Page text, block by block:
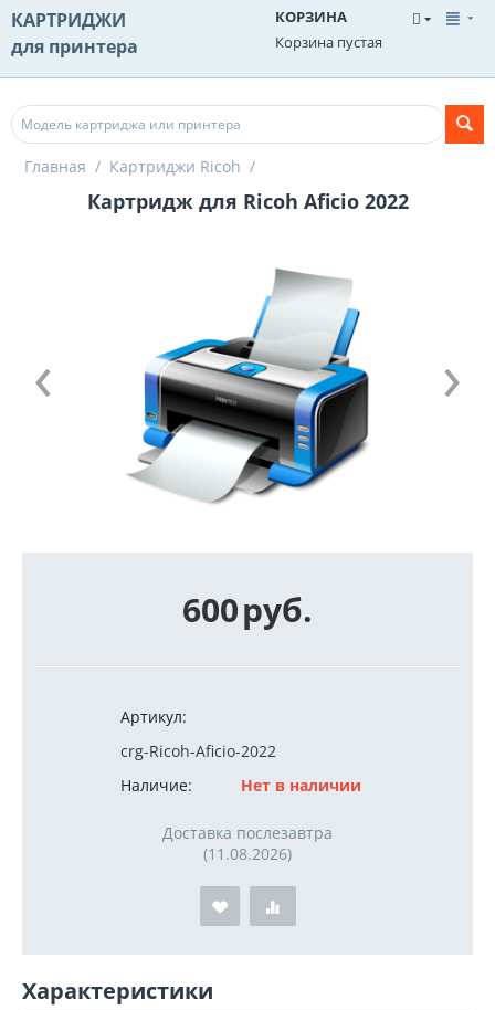
КАРТРИДЖИ
для принтера
КОРЗИНА
Корзина пустая
Главная / Картриджи Ricoh /
Картридж для Ricoh Aficio 2022
600руб.
Артикул:
crg-Ricoh-Aficio-2022
Наличие:
Нет в наличии
Доставка послезавтра
(11.08.2026)
Характеристики